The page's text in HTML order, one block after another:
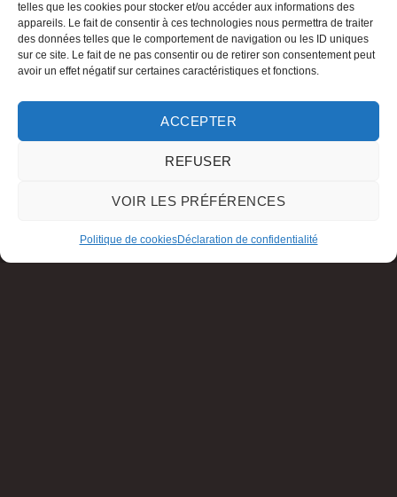
telles que les cookies pour stocker et/ou accéder aux informations des
appareils. Le fait de consentir à ces technologies nous permettra de traiter
des données telles que le comportement de navigation ou les ID uniques
sur ce site. Le fait de ne pas consentir ou de retirer son consentement peut
avoir un effet négatif sur certaines caractéristiques et fonctions.
ACCEPTER
REFUSER
VOIR LES PRÉFÉRENCES
Politique de cookiesDéclaration de confidentialité